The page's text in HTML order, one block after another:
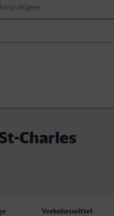
Charles
Verkehrsmittel